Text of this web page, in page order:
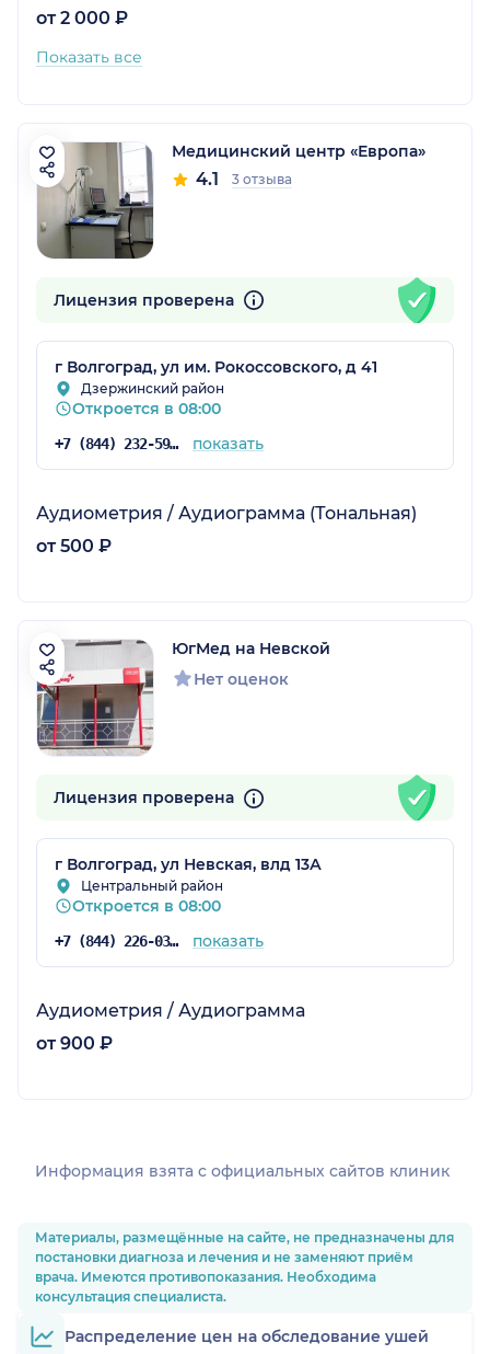
от 2 000 ₽
Показать все
Медицинский центр «Европа»
4.1 3 отзыва
Лицензия проверена
г Волгоград, ул им. Рокоссовского, д 41
Дзержинский район
Откроется в 08:00
+7 (844) 232-59-88 показать
Аудиометрия / Аудиограмма (Тональная)
от 500 ₽
ЮгМед на Невской
Нет оценок
Лицензия проверена
г Волгоград, ул Невская, влд 13А
Центральный район
Откроется в 08:00
+7 (844) 226-03-60 показать
Аудиометрия / Аудиограмма
от 900 ₽
Информация взята c официальных сайтов клиник
Материалы, размещённые на сайте, не предназначены для
постановки диагноза и лечения и не заменяют приём
врача. Имеются противопоказания. Необходима
консультация специалиста.
Распределение цен на обследование ушей